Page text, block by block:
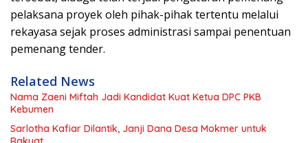
pelaksana proyek oleh pihak-pihak tertentu melalui
rekayasa sejak proses administrasi sampai penentuan
pemenang tender.
Related News
Nama Zaeni Miftah Jadi Kandidat Kuat Ketua DPC PKB
Kebumen
Sarlotha Kafiar Dilantik, Janji Dana Desa Mokmer untuk